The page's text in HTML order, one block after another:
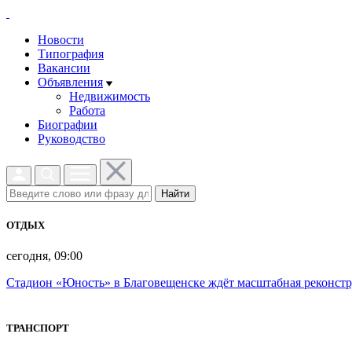
Новости
Типография
Вакансии
Объявления
Недвижимость
Работа
Биографии
Руководство
Найти
ОТДЫХ
сегодня, 09:00
Стадион «Юность» в Благовещенске ждёт масштабная
ТРАНСПОРТ